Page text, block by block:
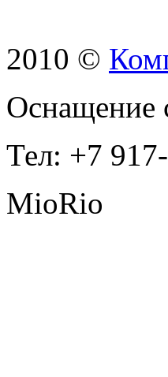
2010 ©
Оснащение
Тел: +7
MioRio